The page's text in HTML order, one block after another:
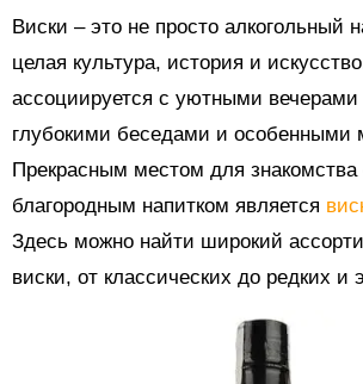
Виски – это не просто алкогольный
целая культура, история и
ассоциируется с уютными вечерами
глубокими беседами и особенными
Прекрасным местом для знакомства
благородным напитком является
Здесь можно найти широкий
виски, от классических до редких и